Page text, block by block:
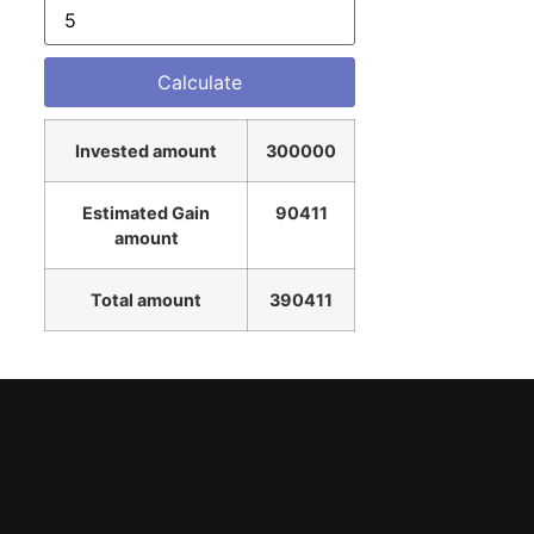
Invested amount 300000
Estimated Gain
amount
90411
Total amount 390411